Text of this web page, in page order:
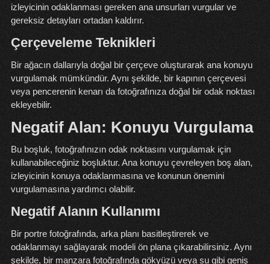
izleyicinin odaklanması gereken ana unsurları vurgular ve
gereksiz detayları ortadan kaldırır.
Çerçeveleme Teknikleri
Bir ağacın dallarıyla doğal bir çerçeve oluşturarak ana konuyu
vurgulamak mümkündür. Aynı şekilde, bir kapının çerçevesi
veya pencerenin kenarı da fotoğrafınıza doğal bir odak noktası
ekleyebilir.
Negatif Alan: Konuyu Vurgulama
Bu boşluk, fotoğrafınızın odak noktasını vurgulamak için
kullanabileceğiniz boşluktur. Ana konuyu çevreleyen boş alan,
izleyicinin konuya odaklanmasına ve konunun önemini
vurgulamasına yardımcı olabilir.
Negatif Alanın Kullanımı
Bir portre fotoğrafında, arka planı basitleştirerek ve
odaklanmayı sağlayarak modeli ön plana çıkarabilirsiniz. Aynı
şekilde, bir manzara fotoğrafında gökyüzü veya su gibi geniş